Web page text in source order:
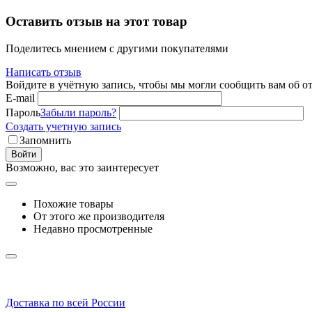
Оставить отзыв на этот товар
Поделитесь мнением с другими покупателями
Написать отзыв
Войдите в учётную запись, чтобы мы могли сообщить вам об
E-mail
ПарольЗабыли пароль?
Создать учетную запись
Запомнить
Войти
Возможно, вас это заинтересует
Похожие товары
От этого же производителя
Недавно просмотренные
Доставка по всей России